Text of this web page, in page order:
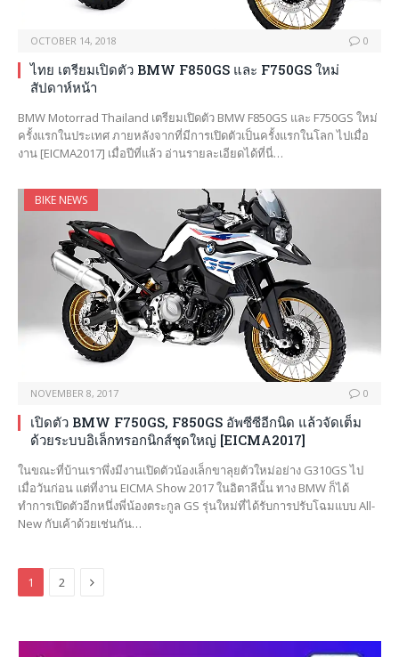
OCTOBER 14, 2018 0
ไทย เตรียมเปิดตัว BMW F850GS และ F750GS ใหม่
สัปดาห์หน้า
BMW Motorrad Thailand เตรียมเปิดตัว BMW F850GS และ F750GS ใหม่
ครั้งแรกในประเทศ ภายหลังจากที่มีการเปิดตัวเป็นครั้งแรกในโลก ไปเมื่อ
งาน [EICMA2017] เมื่อปีที่แล้ว อ่านรายละเอียดได้ที่นี่…
BIKE NEWS
NOVEMBER 8, 2017 0
เปิดตัว BMW F750GS, F850GS อัพซีซีอีกนิด แล้วจัดเต็ม
ด้วยระบบอิเล็กทรอกนิกส์ชุดใหญ่ [EICMA2017]
ในขณะที่บ้านเราพึ่งมีงานเปิดตัวน้องเล็กขาลุยตัวใหม่อย่าง G310GS ไป
เมื่อวันก่อน แต่ที่งาน EICMA Show 2017 ในอิตาลีนั้น ทาง BMW ก็ได้
ทำการเปิดตัวอีกหนึ่งพี่น้องตระกูล GS รุ่นใหม่ที่ได้รับการปรับโฉมแบบ All-
New กับเค้าด้วยเช่นกัน…
1 2 Next